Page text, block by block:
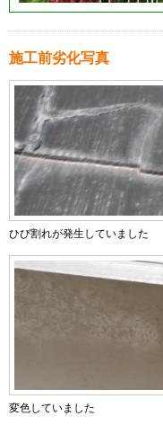
施工前劣化写真
ひび割れが発生していました
変色していました